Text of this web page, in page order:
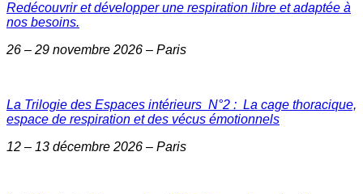
Redécouvrir et développer une respiration libre et adaptée à
nos besoins.
26 – 29 novembre 2026 – Paris
La Trilogie des Espaces intérieurs N°2 : La cage thoracique,
espace de respiration et des vécus émotionnels
12 – 13 décembre 2026 – Paris